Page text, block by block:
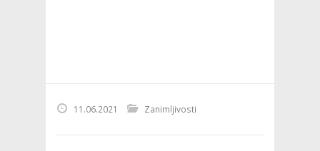
11.06.2021 Zanimljivosti